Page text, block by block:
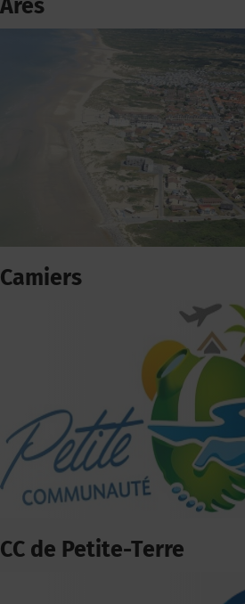
Arès
Camiers
CC de Petite-Terre